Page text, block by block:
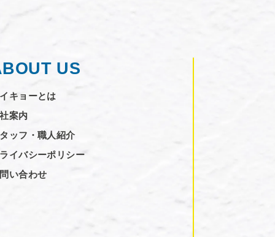
US
キョーとは
案内
ッフ・職人紹介
イバシーポリシー
い合わせ